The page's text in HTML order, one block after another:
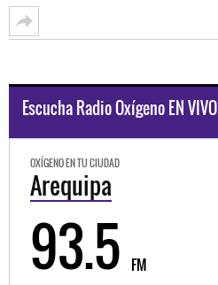
Escucha Radio Oxígeno EN VIVO
OXÍGENO EN TU CIUDAD
Trujillo
98.3